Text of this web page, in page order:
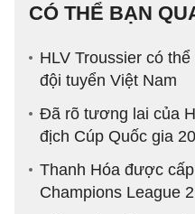
CÓ THỂ BẠN
HLV Troussier có
đội tuyển Việt Nam
Đã rõ tương lai của
địch Cúp Quốc gia
Thanh Hóa được
Champions League